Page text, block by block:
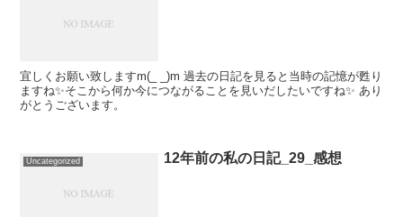
宜しくお願い致しますm(_ _)m 過去の日記を見ると当時の記憶が甦り
ますね✨そこから何か今につながることを見いだしたいですね✨ あり
がとうございます。
Uncategorized 12年前の私の日記_29_感想